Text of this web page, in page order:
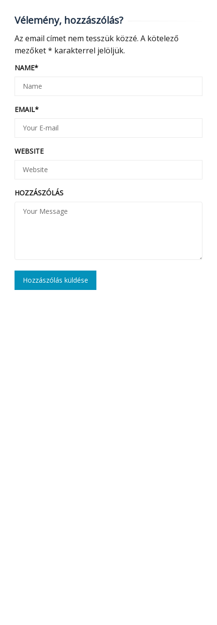
Vélemény, hozzászólás?
Az email címet nem tesszük közzé. A kötelező
mezőket* karakterrel jelöljük.
NAME*
EMAIL*
WEBSITE
HOZZÁSZÓLÁS